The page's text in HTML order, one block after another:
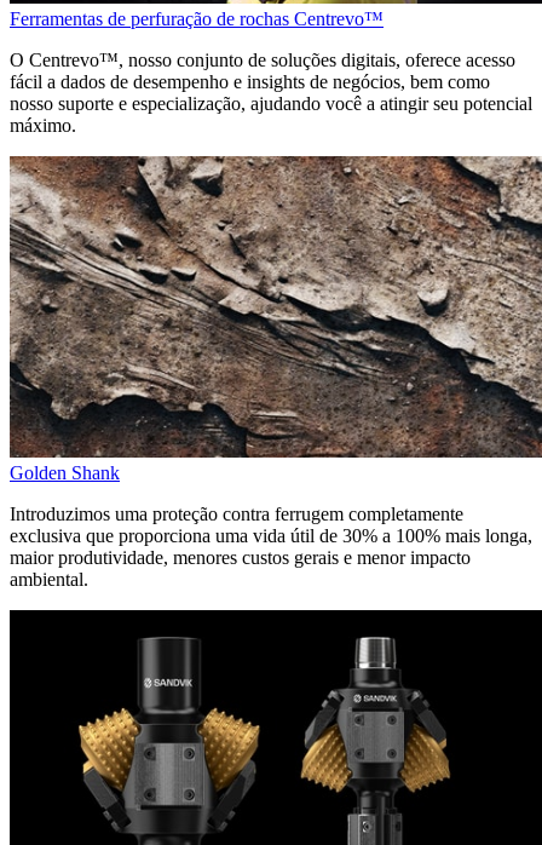
Ferramentas de perfuração de rochas Centrevo™
O Centrevo™, nosso conjunto de soluções digitais, oferece acesso
fácil a dados de desempenho e insights de negócios, bem como
nosso suporte e especialização, ajudando você a atingir seu potencial
máximo.
Golden Shank
Introduzimos uma proteção contra ferrugem completamente
exclusiva que proporciona uma vida útil de 30% a 100% mais longa,
maior produtividade, menores custos gerais e menor impacto
ambiental.